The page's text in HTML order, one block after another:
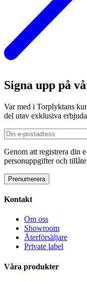
Signa upp på
Var med i Torplyktans
del utav exklusiva
Genom att registrera din
personuppgifter och
Kontakt
Om oss
Showroom
Återförsäljare
Private label
Våra produkter